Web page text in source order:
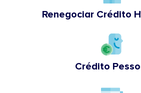
Renegociar Crédito
Crédito